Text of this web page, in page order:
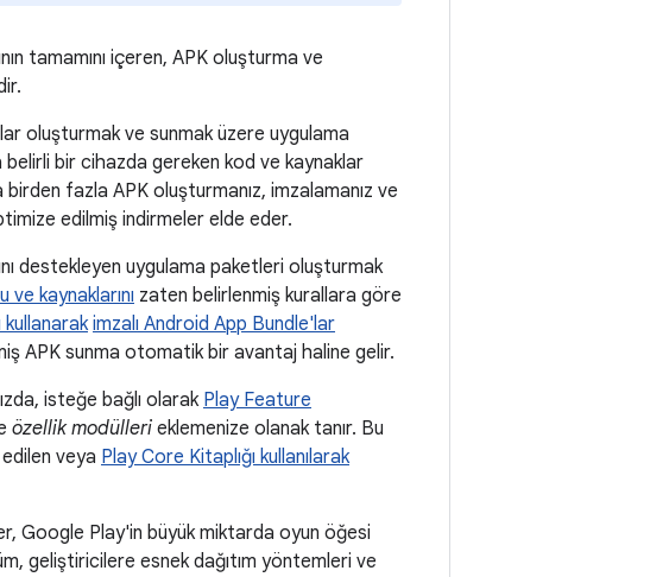
tamamını içeren, APK oluşturma ve
oluşturmak ve sunmak üzere uygulama
belirli bir cihazda gereken kod ve kaynaklar
fazla APK oluşturmanız, imzalamanız ve
edilmiş indirmeler elde eder.
destekleyen uygulama paketleri oluşturmak
ve kaynaklarını zaten belirlenmiş kurallara göre
kullanarakimzalı Android App Bundle'lar
APK sunma otomatik bir avantaj haline gelir.
isteğe bağlı olarak Play Feature
özellik modülleri eklemenize olanak tanır. Bu
veya Play Core Kitaplığı kullanılarak
Google Play'in büyük miktarda oyun öğesi
geliştiricilere esnek dağıtım yöntemleri ve